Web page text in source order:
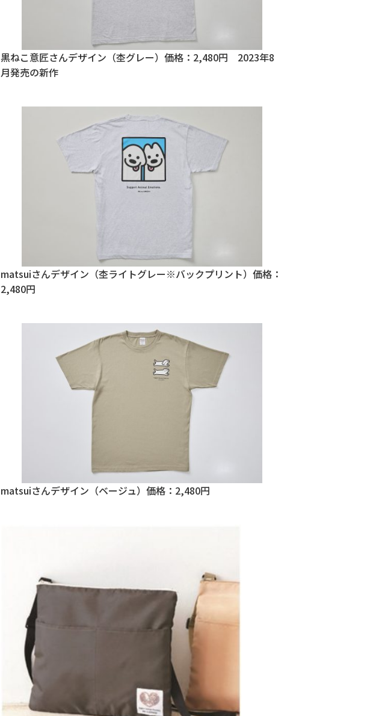
黒ねこ意匠さんデザイン（杢グレー）価格：2,480円 2023年8
月発売の新作
matsuiさんデザイン（杢ライトグレー※バックプリント）価格：
2,480円
matsuiさんデザイン（ベージュ）価格：2,480円